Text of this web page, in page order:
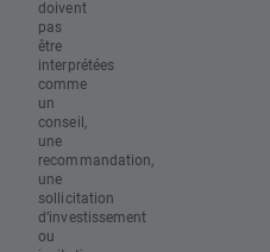
doivent
pas
être
interprétées
comme
un
conseil,
une
recommandation,
une
sollicitation
d’investissement
ou